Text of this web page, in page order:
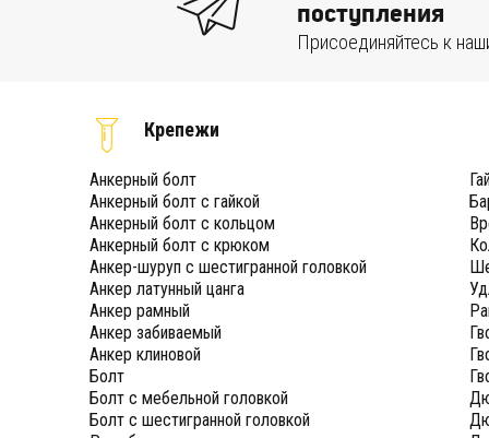
поступления
Присоединяйтесь к
Крепежи
Анкерный болт
Анкерный болт с гайкой
Анкерный болт с кольцом
Анкерный болт с крюком
Анкер-шуруп с шестигранной головкой
Анкер латунный цанга
Анкер рамный
Анкер забиваемый
Анкер клиновой
Болт
Болт с мебельной головкой
Болт с шестигранной головкой